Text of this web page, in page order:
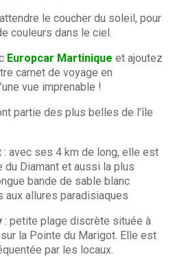
le coucher du soleil, pour
couleurs dans le ciel.
Europcar Martinique et ajoutez
carnet de voyage en
vue imprenable !
partie des plus belles de l’île
: avec ses 4 km de long, elle est
du Diamant et aussi la plus
bande de sable blanc
aux allures paradisiaques
: petite plage discrète située à
sur la Pointe du Marigot. Elle est
par les locaux.